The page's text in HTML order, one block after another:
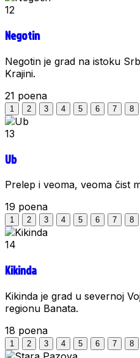
12
Negotin
Negotin je grad na istoku
Krajini.
21 poena
1 2 3 4 5 6 7 8
13
Ub
Prelep i veoma, veoma čist
19 poena
1 2 3 4 5 6 7 8
14
Kikinda
Kikinda je grad u severnoj
regionu Banata.
18 poena
1 2 3 4 5 6 7 8